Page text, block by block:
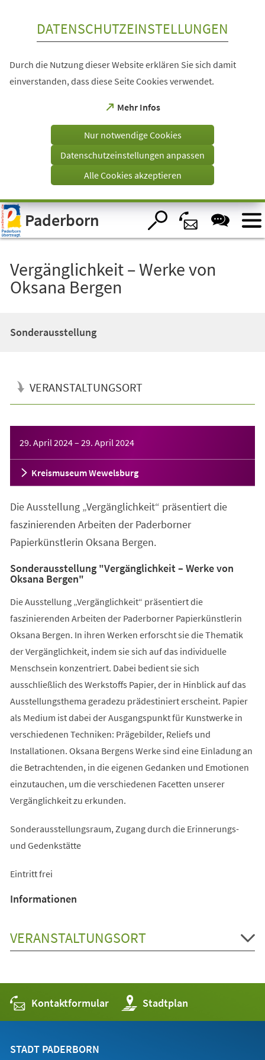
Visuelle
Assistenzsoftware
öffnen.
DATENSCHUTZEINSTELLUNGEN
Durch die Nutzung dieser Website erklären Sie sich damit
einverstanden, dass diese Seite Cookies verwendet.
Mehr Infos
(Öffnet
einem
Tab)
Nur notwendige Cookies
Datenschutzeinstellungen anpassen
Alle Cookies akzeptieren
Paderborn
Vergänglichkeit – Werke von
Oksana Bergen
Sonderausstellung
VERANSTALTUNGSORT
29. April 2024– 29. April 2024
Kreismuseum Wewelsburg
Die Ausstellung „Vergänglichkeit“ präsentiert die
faszinierenden Arbeiten der Paderborner
Papierkünstlerin Oksana Bergen.
Sonderausstellung "Vergänglichkeit – Werke von
Oksana Bergen"
Die Ausstellung „Vergänglichkeit“ präsentiert die
faszinierenden Arbeiten der Paderborner Papierkünstlerin
Oksana Bergen. In ihren Werken erforscht sie die Thematik
der Vergänglichkeit, indem sie sich auf das individuelle
Menschsein konzentriert. Dabei bedient sie sich
ausschließlich des Werkstoffs Papier, der in Hinblick auf das
Ausstellungsthema geradezu prädestiniert erscheint. Papier
als Medium ist dabei der Ausgangspunkt für Kunstwerke in
verschiedenen Techniken: Prägebilder, Reliefs und
Installationen. Oksana Bergens Werke sind eine Einladung an
die Betrachtenden, in die eigenen Gedanken und Emotionen
einzutauchen, um die verschiedenen Facetten unserer
Vergänglichkeit zu erkunden.
Sonderausstellungsraum, Zugang durch die Erinnerungs-
und Gedenkstätte
Eintritt frei
Informationen
VERANSTALTUNGSORT
Kontaktformular Stadtplan
(Öffnet
in
einem
STADT PADERBORN